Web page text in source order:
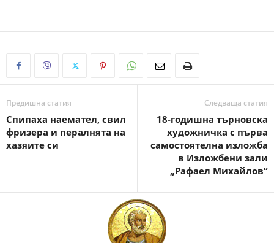
Предишна статия
Спипаха наемател, свил
фризера и пералнята на
хазяите си
Следваща статия
18-годишна търновска
художничка с първа
самостоятелна изложба
в Изложбени зали
„Рафаел Михайлов“